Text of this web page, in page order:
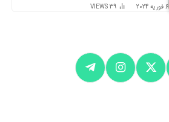
6 فوریه 2024 39
VIEWS